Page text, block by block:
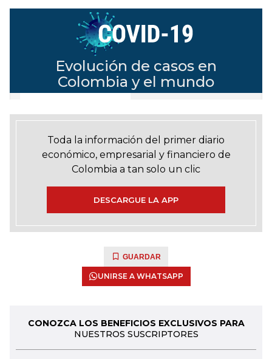
Toda la información del primer diario
económico, empresarial y financiero de
Colombia a tan solo un clic
DESCARGUE LA APP
GUARDAR
UNIRSE A WHATSAPP
CONOZCA LOS BENEFICIOS EXCLUSIVOS PARA
NUESTROS SUSCRIPTORES